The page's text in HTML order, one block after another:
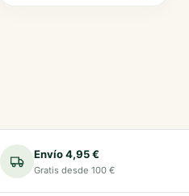
Envío 4,95 €
Gratis desde 100 €